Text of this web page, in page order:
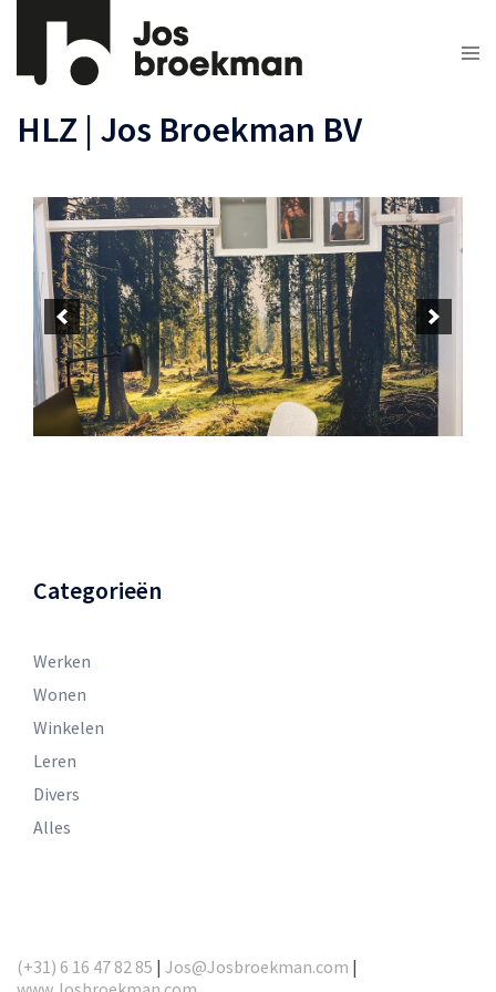
HLZ | Jos Broekman BV
Categorieën
Werken
Wonen
Winkelen
Leren
Divers
Alles
(+31) 6 16 47 82 85 | Jos@Josbroekman.com |